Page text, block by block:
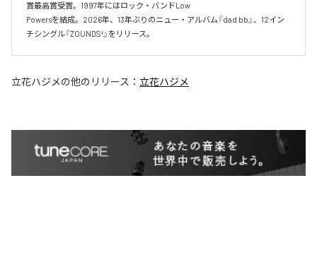
賞最高賞受賞。1997年にはロック・バンドLow
Powersを結成。2026年、13年ぶりのニュー・アルバム『dad bb』、12イン
チシングル『ZOUNDS!』をリリース。
立花ハジメの他のリリース： 立花ハジメ